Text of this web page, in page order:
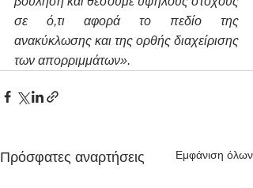
σε ό,τι αφορά το πεδίο της
ανακύκλωσης και της ορθής διαχείρισης
των απορριμμάτων».
Πρόσφατες αναρτήσεις Εμφάνιση όλων